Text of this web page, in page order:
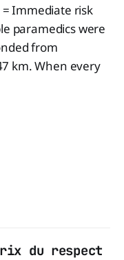
Immediate risk
paramedics were
from
km. When every
du respect